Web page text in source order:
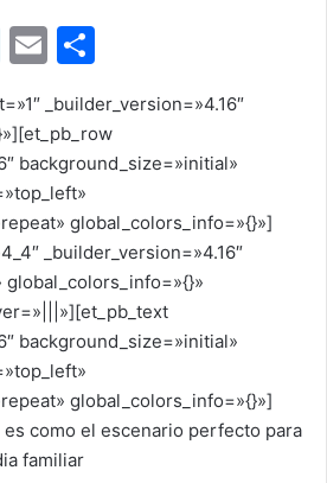
Li
k
e
dI
n
E
ai
l
m
p
tir
_builder_version=»4.16″
background_size=»initial»
global_colors_info=»{}»]
_builder_version=»4.16″
background_size=»initial»
global_colors_info=»{}»]
es como el escenario perfecto para
familiar